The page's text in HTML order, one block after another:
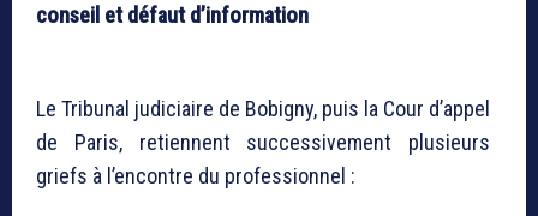
conseil et défaut d’information
Le Tribunal judiciaire de Bobigny, puis la Cour d’appel
de Paris, retiennent successivement plusieurs
griefs à l’encontre du professionnel :